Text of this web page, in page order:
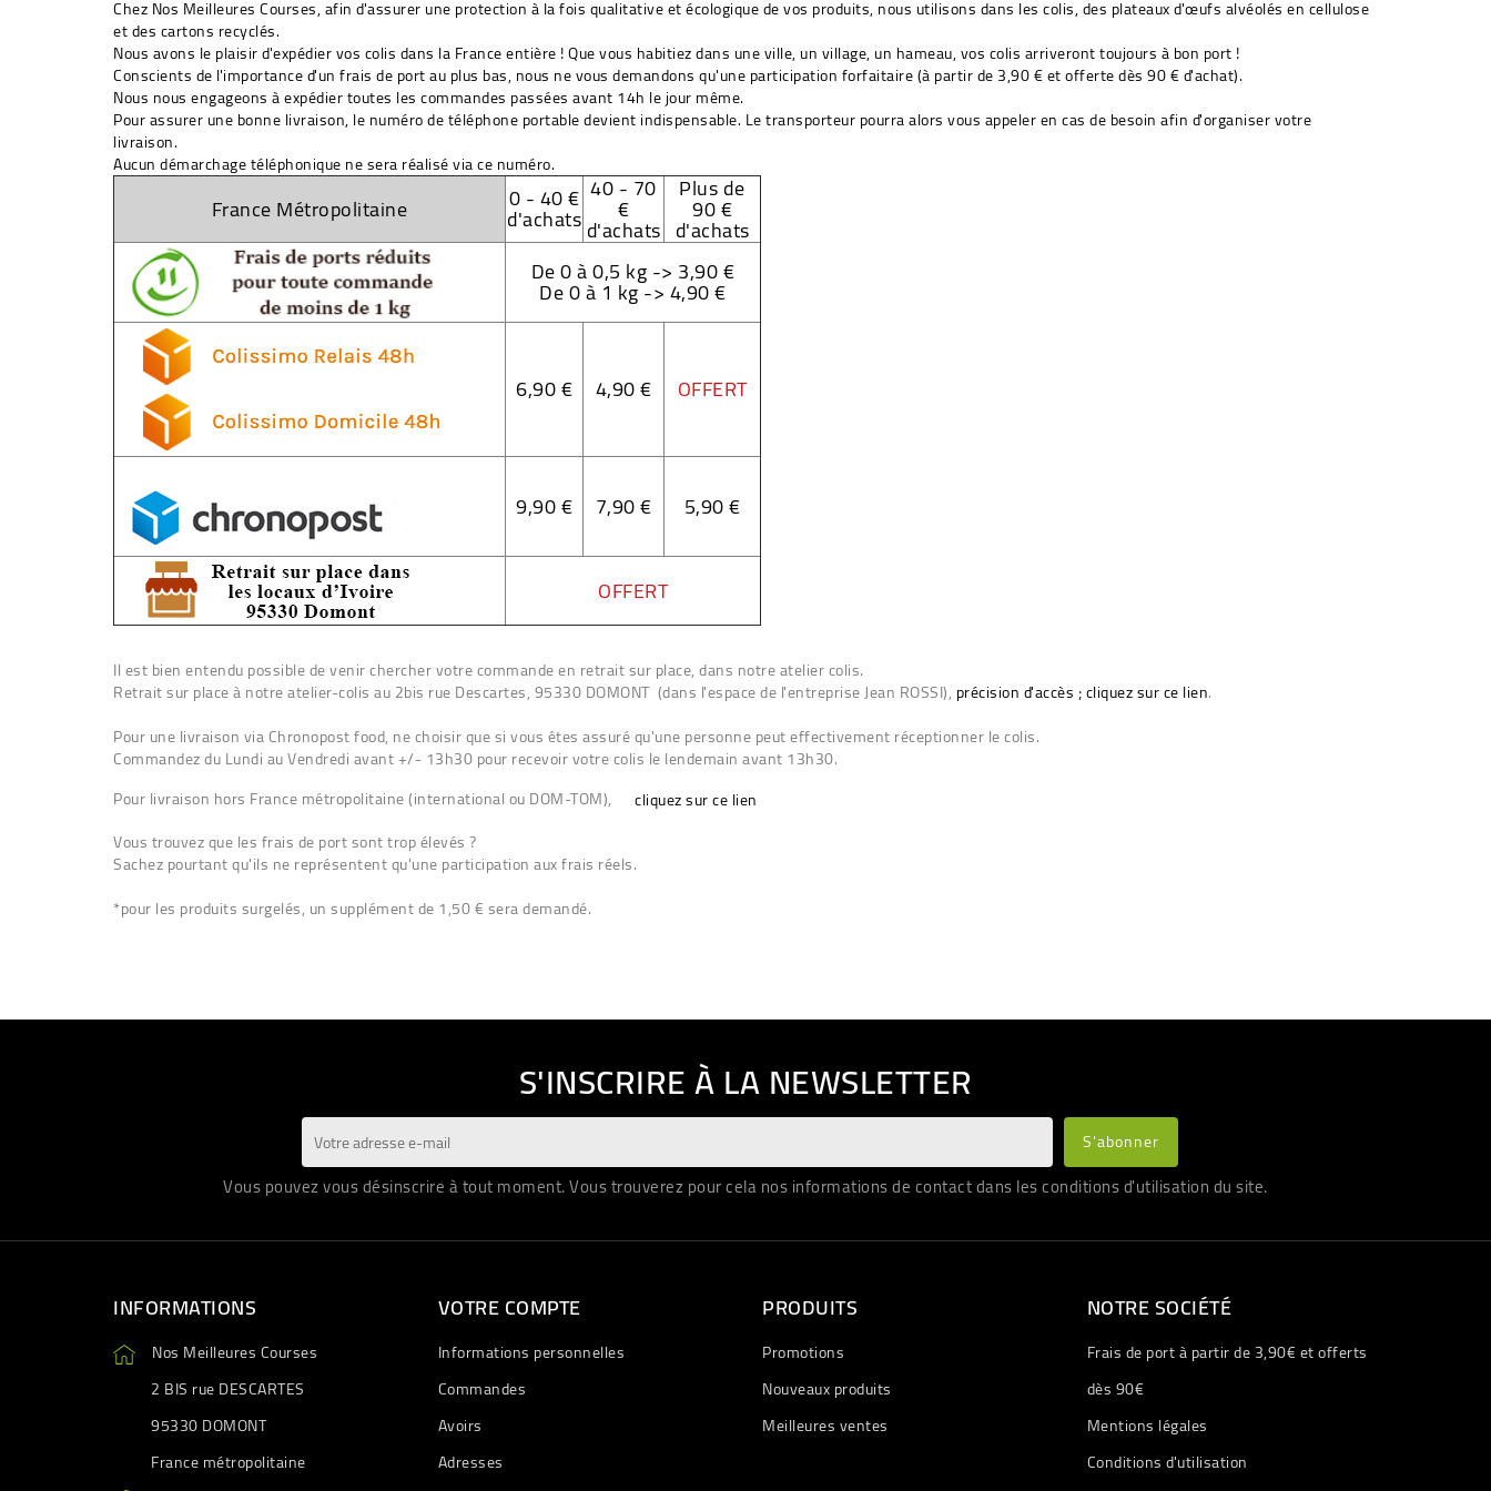
Chez Nos Meilleures Courses, afin d'assurer une protection à la fois qualitative et écologique de vos produits, nous utilisons dans les colis, des plateaux d'œufs alvéolés en cellulose
et des cartons recyclés.
Nous avons le plaisir d'expédier vos colis dans la France entière ! Que vous habitiez dans une ville, un village, un hameau, vos colis arriveront toujours à bon port !
Conscients de l'importance d'un frais de port au plus bas, nous ne vous demandons qu'une participation forfaitaire (à partir de 3,90 € et offerte dès 90 € d'achat).
Nous nous engageons à expédier toutes les commandes passées avant 14h le jour même.
Pour assurer une bonne livraison, lenuméro de téléphone portable devient indispensable.Le transporteur pourra alors vous appeler en cas de besoin afin d'organiser votre
livraison.
Aucun démarchage téléphonique ne sera réalisé via ce numéro.
France Métropolitaine 0 - 40 €
d'achats
40 - 70
€
d'achats
Plus de
90 €
d'achats
De 0 à 0,5 kg -> 3,90 €
De 0 à 1 kg -> 4,90 €
6,90 € 4,90 € OFFERT
9,90 € 7,90 € 5,90 €
OFFERT
Il est bien entendu possible de venir chercher votre commande en retrait sur place, dans notre atelier colis.
Retrait sur place à notre atelier-colis au 2bis rue Descartes, 95330 DOMONT (dans l'espace de l'entreprise Jean ROSSI), précision d'accès ; cliquez sur ce lien.
Pour une livraison via Chronopost food, ne choisir que si vous êtes assuré qu'une personne peut effectivement réceptionner le colis.
Commandez du Lundi au Vendredi avant +/- 13h30 pour recevoir votre colis le lendemain avant 13h30.
Pour livraison hors France métropolitaine (international ou DOM-TOM),
cliquez sur ce lien
Vous trouvez que les frais de port sont trop élevés ?
Sachez pourtant qu'ils ne représentent qu'une participation aux frais réels.
*pour les produits surgelés, un supplément de 1,50 € sera demandé.
S'INSCRIRE À LA NEWSLETTER
Vous pouvez vous désinscrire à tout moment. Vous trouverez pour cela nos informations de contact dans les conditions d'utilisation du site.
INFORMATIONS
Nos Meilleures Courses
2 BIS rue DESCARTES
95330 DOMONT
France métropolitaine
VOTRE COMPTE
Informations personnelles
Commandes
Avoirs
Adresses
PRODUITS
Promotions
Nouveaux produits
Meilleures ventes
NOTRE SOCIÉTÉ
Frais de port à partir de 3,90€ et offerts
dès 90€
Mentions légales
Conditions d'utilisation